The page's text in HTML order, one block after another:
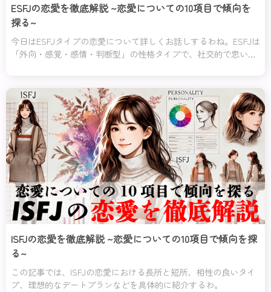
ESFJの恋愛を徹底解説 ~恋愛についての10項目で傾向を
探る~
今日はESFJタイプの恋愛について詳しくお話しするわね。ESFJは
「外向・感覚・感情・判断型」の性格タイプで、社交的で思いや
ISFJの恋愛を徹底解説 ~恋愛についての10項目で傾向を探
る~
この記事では、ISFJの恋愛における長所と短所、相性の良いタイ
プ、理想的なデートプランなどを具体的に紹介するわ。